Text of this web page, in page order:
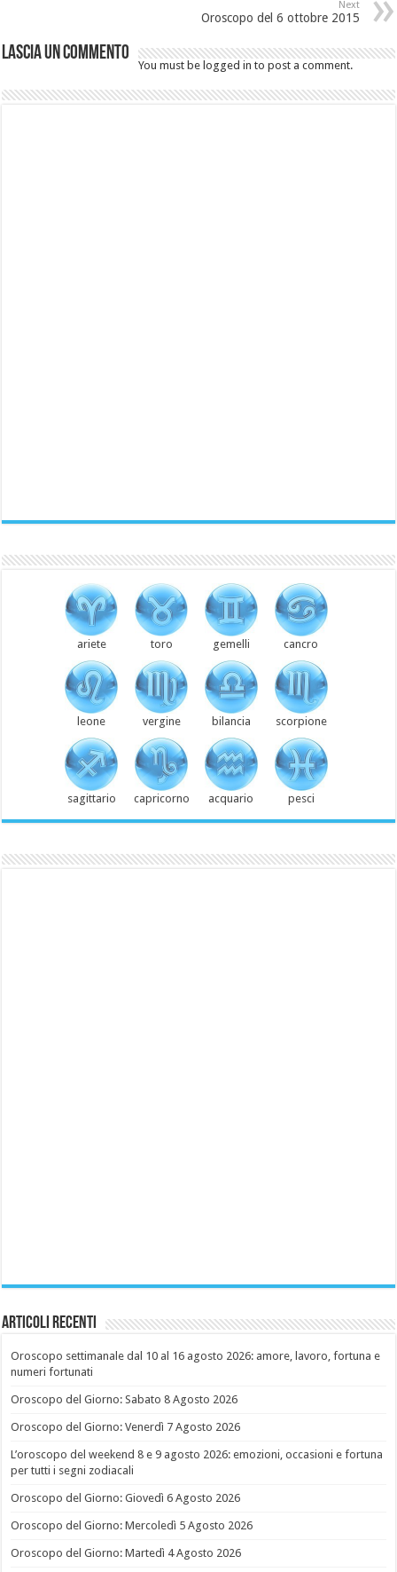
Next
Oroscopo del 6 ottobre 2015
Lascia un commento
You must be logged in to post a comment.
ariete toro gemelli cancro
leone vergine bilancia scorpione
sagittario capricorno acquario pesci
Articoli recenti
Oroscopo settimanale dal 10 al 16 agosto 2026: amore, lavoro, fortuna e
numeri fortunati
Oroscopo del Giorno: Sabato 8 Agosto 2026
Oroscopo del Giorno: Venerdì 7 Agosto 2026
L’oroscopo del weekend 8 e 9 agosto 2026: emozioni, occasioni e fortuna
per tutti i segni zodiacali
Oroscopo del Giorno: Giovedì 6 Agosto 2026
Oroscopo del Giorno: Mercoledì 5 Agosto 2026
Oroscopo del Giorno: Martedì 4 Agosto 2026